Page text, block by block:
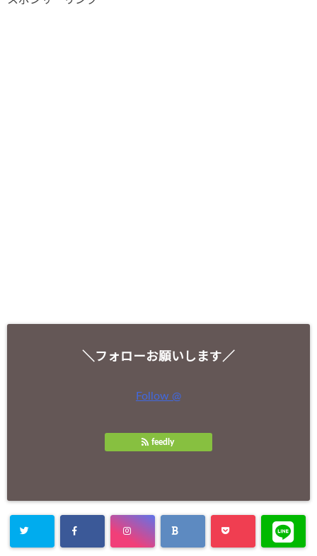
＼フォローお願いします／
Follow @
feedly